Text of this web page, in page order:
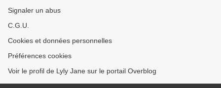
Signaler un abus
C.G.U.
Cookies et données personnelles
Préférences cookies
Voir le profil de Lyly Jane sur le portail Overblog